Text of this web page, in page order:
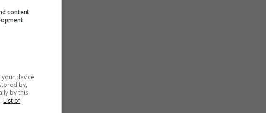
content
device
by,
by this
List of